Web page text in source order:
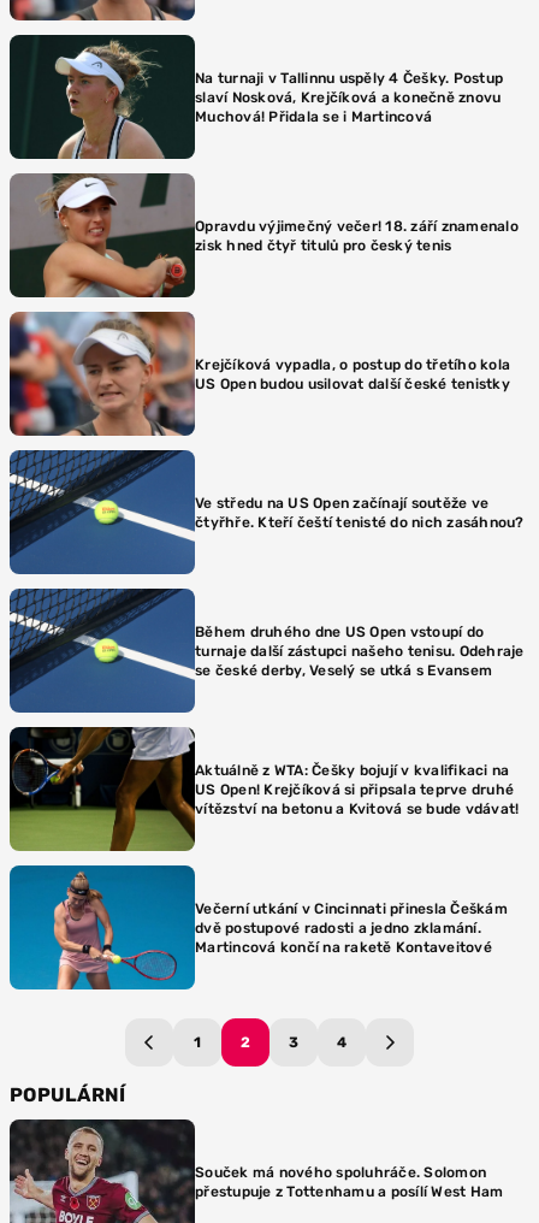
Na turnaji v Tallinnu uspěly 4 Češky. Postup
slaví Nosková, Krejčíková a konečně znovu
Muchová! Přidala se i Martincová
Opravdu výjimečný večer! 18. září znamenalo
zisk hned čtyř titulů pro český tenis
Krejčíková vypadla, o postup do třetího kola
US Open budou usilovat další české tenistky
Ve středu na US Open začínají soutěže ve
čtyřhře. Kteří čeští tenisté do nich zasáhnou?
Během druhého dne US Open vstoupí do
turnaje další zástupci našeho tenisu. Odehraje
se české derby, Veselý se utká s Evansem
Aktuálně z WTA: Češky bojují v kvalifikaci na
US Open! Krejčíková si připsala teprve druhé
vítězství na betonu a Kvitová se bude vdávat!
Večerní utkání v Cincinnati přinesla Češkám
dvě postupové radosti a jedno zklamání.
Martincová končí na raketě Kontaveitové
1 2 3 4
POPULÁRNÍ
Souček má nového spoluhráče. Solomon
přestupuje z Tottenhamu a posílí West Ham